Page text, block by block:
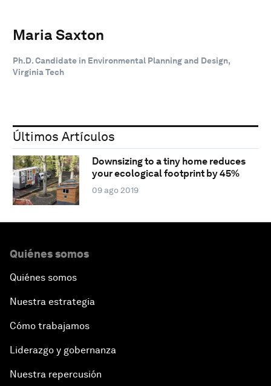
Maria Saxton
Ph.D. Candidate in Environmental Planning and Design,
Virginia Tech
Últimos Artículos
Downsizing to a tiny home reduces
your ecological footprint by 45%
09 ago 2019
Quiénes somos
Quiénes somos
Nuestra estrategia
Cómo trabajamos
Liderazgo y gobernanza
Nuestra repercusión